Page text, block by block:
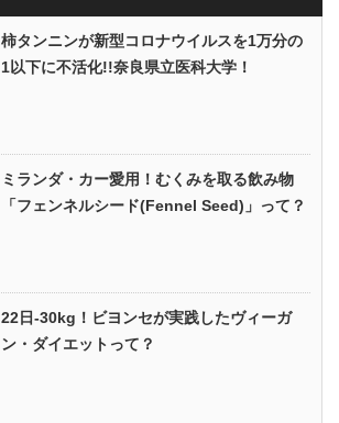
柿タンニンが新型コロナウイルスを1万分の
1以下に不活化!!奈良県立医科大学！
ミランダ・カー愛用！むくみを取る飲み物
「フェンネルシード(Fennel Seed)」って？
22日-30kg！ビヨンセが実践したヴィーガ
ン・ダイエットって？